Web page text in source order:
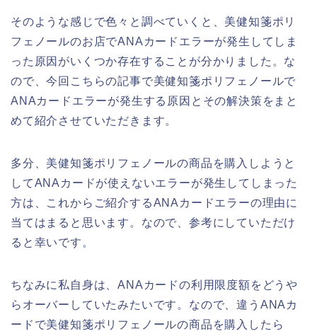
そのような感じで色々と調べていくと、美健知箋ポリ
フェノールのお店でANAカードエラーが発生してしま
った原因がいくつか存在することが分かりました。な
ので、今回こちらの記事で美健知箋ポリフェノールで
ANAカードエラーが発生する原因とその解決策をまと
めて紹介させていただきます。
多分、美健知箋ポリフェノールの商品を購入しようと
してANAカードが使えないエラーが発生してしまった
方は、これからご紹介するANAカードエラーの理由に
当てはまると思います。なので、参考にしていただけ
ると幸いです。
ちなみに私自身は、ANAカードの利用限度額をどうや
らオーバーしていたみたいです。なので、違うANAカ
ードで美健知箋ポリフェノールの商品を購入したら